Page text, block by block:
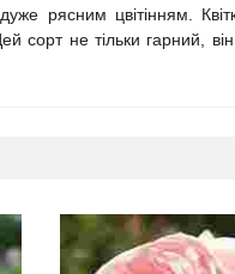
рясним цвітінням.
сорт не тільки гарний,